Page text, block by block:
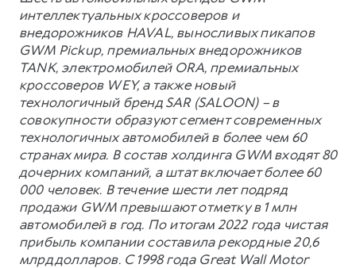
интеллектуальных кроссоверов и
внедорожников HAVAL, выносливых пикапов
GWM Pickup, премиальных внедорожников
TANK, электромобилей ORA, премиальных
кроссоверов WEY, а также новый
технологичный бренд SAR (SALOON) – в
совокупности образуют сегмент современных
технологичных автомобилей в более чем 60
странах мира. В состав холдинга GWM входят 80
дочерних компаний, а штат включает более 60
000 человек. В течение шести лет подряд
продажи GWM превышают отметку в 1 млн
автомобилей в год. По итогам 2022 года чистая
прибыль компании составила рекордные 20,6
млрд долларов. С 1998 года Great Wall Motor